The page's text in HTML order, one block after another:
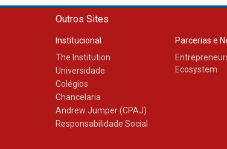
Outros Sites
Institucional
The Institution
Universidade
Colégios
Chancelaria
Andrew Jumper (CPAJ)
Responsabilidade Social
Parcerias e
Ecosystem